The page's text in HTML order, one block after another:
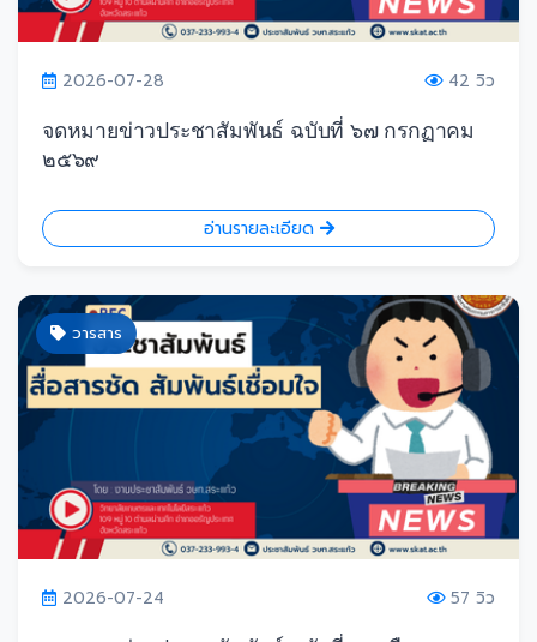
2026-07-28
42 วิว
จดหมายข่าวประชาสัมพันธ์ ฉบับที่ ๖๗ กรกฏาคม
๒๕๖๙
อ่านรายละเอียด
วารสาร
2026-07-24
57 วิว